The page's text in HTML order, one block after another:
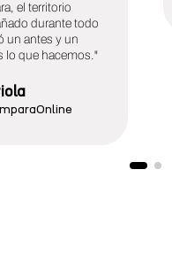
el territorio
durante todo
un antes y un
lo que hacemos."